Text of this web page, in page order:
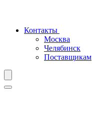
Контакты
Москва
Челябинск
Поставщикам